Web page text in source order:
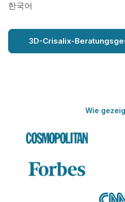
한국어
3D-Crisalix-
Wie